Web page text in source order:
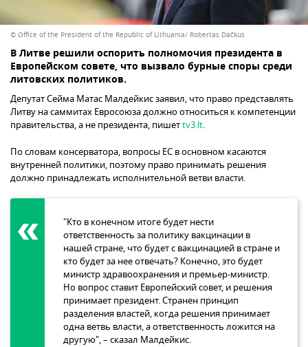
© Office of the President of the Republic of Lithuania/ Robertas Dačkus
В Литве решили оспорить полномочия президента в
Европейском совете, что вызвало бурные споры среди
литовских политиков.
Депутат Сейма Матас Малдейкис заявил, что право представлять
Литву на саммитах Евросоюза должно относиться к компетенции
правительства, а не президента, пишетtv3.lt.
По словам консерватора, вопросы ЕС в основном касаются
внутренней политики, поэтому право принимать решения
должно принадлежать исполнительной ветви власти.
"Кто в конечном итоге будет нести
ответственность за политику вакцинации в
нашей стране, что будет с вакцинацией в стране и
кто будет за нее отвечать? Конечно, это будет
министр здравоохранения и премьер-министр.
Но вопрос ставит Европейский совет, и решения
принимает президент. Странен принцип
разделения властей, когда решения принимает
одна ветвь власти, а ответственность ложится на
другую", – сказал Малдейкис.